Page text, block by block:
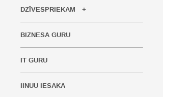
DZĪVESPRIEKAM
BIZNESA GURU
IT GURU
IINUU IESAKA